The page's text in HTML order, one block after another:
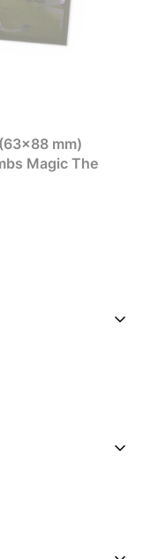
mm)
Magic The